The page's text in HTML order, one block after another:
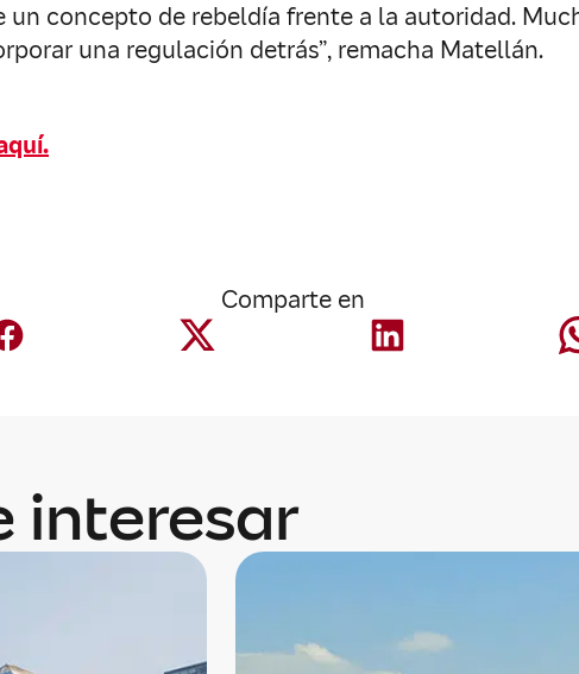
concepto de rebeldía frente a la autoridad.
una regulación detrás”, remacha Matellán.
Comparte en
interesar